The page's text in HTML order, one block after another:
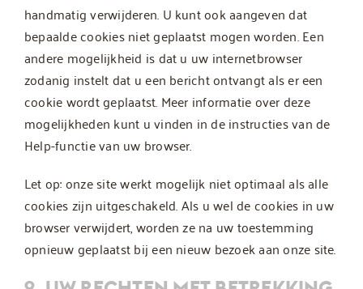
handmatig verwijderen. U kunt ook aangeven dat
bepaalde cookies niet geplaatst mogen worden. Een
andere mogelijkheid is dat u uw internetbrowser
zodanig instelt dat u een bericht ontvangt als er een
cookie wordt geplaatst. Meer informatie over deze
mogelijkheden kunt u vinden in de instructies van de
Help-functie van uw browser.
Let op: onze site werkt mogelijk niet optimaal als alle
cookies zijn uitgeschakeld. Als u wel de cookies in uw
browser verwijdert, worden ze na uw toestemming
opnieuw geplaatst bij een nieuw bezoek aan onze site.